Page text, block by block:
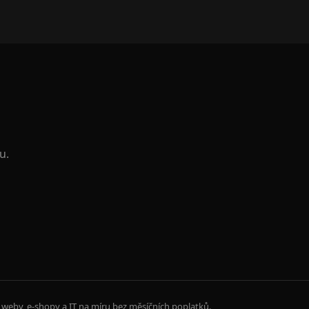
e-shopy a IT na míru bez měsíčních poplatků.